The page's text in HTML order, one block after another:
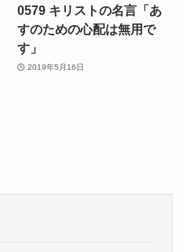
0579 キリストの名言「あ
すのための心配は無用で
す」
2019年5月16日